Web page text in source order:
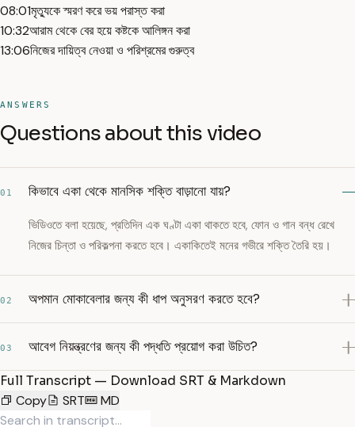
08:01মৃত্যুকে স্মরণ করে ভয় পরাস্ত করা
10:32আরাম থেকে বের হয়ে কষ্টকে আলিঙ্গন করা
13:06নিজের দায়িত্ব নেওয়া ও পরিশ্রমের গুরুত্ব
ANSWERS
Questions about this video
01 কিভাবে একা থেকে মানসিক শক্তি বাড়ানো যায়?
ভিডিওতে বলা হয়েছে, প্রতিদিন এক ঘণ্টা একা থাকতে হবে, ফোন ও গান বন্ধ রেখে
নিজের চিন্তা ও পরিকল্পনা করতে হবে। একাকিতেই মনের গভীরে শক্তি তৈরি হয়।
02 অপমান মোকাবেলার জন্য কী ধাপ অনুসরণ করতে হবে?
03 আবেগ নিয়ন্ত্রণের জন্য কী পদ্ধতি প্রয়োগ করা উচিত?
Full Transcript — Download SRT & Markdown
Copy
SRT MD